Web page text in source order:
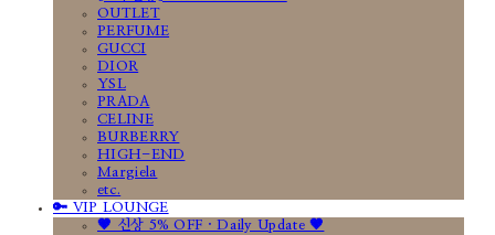
OUTLET
PERFUME
GUCCI
DIOR
YSL
PRADA
CELINE
BURBERRY
HIGH-END
Margiela
etc.
🔑 VIP LOUNGE
🤎 신상 5% OFF · Daily Update 🤎